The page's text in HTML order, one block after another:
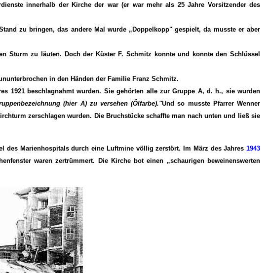
innerhalb der Kirche der war (er war mehr als 25 Jahre Vorsitzender des
zu bringen, das andere Mal wurde „Doppelkopp" gespielt, da musste er aber
Sturm zu läuten. Doch der Küster F. Schmitz konnte und konnte den Schlüssel
in den Händen der Familie Franz Schmitz.
1921 beschlagnahmt wurden. Sie gehörten alle zur Gruppe A, d. h., sie wurden
(hier A) zu versehen (Ölfarbe)."Und so musste Pfarrer Wenner
zerschlagen wurden. Die Bruchstücke schaffte man nach unten und ließ sie
des Marienhospitals durch eine Luftmine völlig zerstört. Im März des Jahres 1943
waren zertrümmert. Die Kirche bot einen „schaurigen beweinenswerten